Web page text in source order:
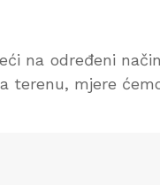
na određeni
terenu, mjere